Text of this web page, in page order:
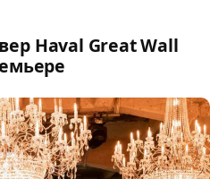
Haval Great Wall